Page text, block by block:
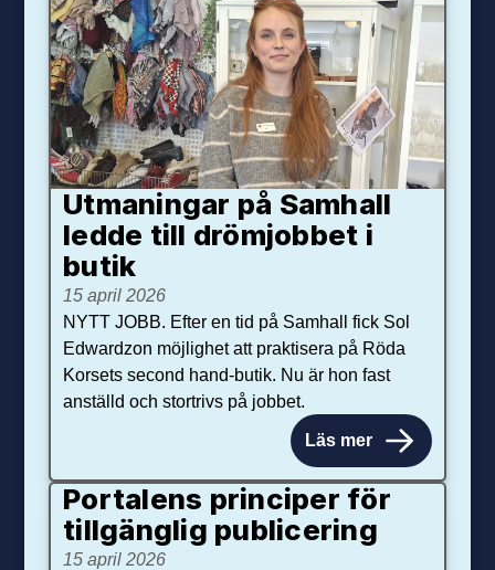
Utmaningar på Sam­hall
ledde till dröm­jobbet i
butik
15 april 2026
NYTT JOBB. Efter en tid på Samhall fick Sol
Edwardzon möjlighet att praktisera på Röda
Korsets second hand-butik. Nu är hon fast
anställd och stortrivs på jobbet.
Läs mer
Portalens principer för
tillgänglig publicering
15 april 2026